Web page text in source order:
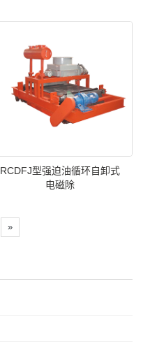
RCDFJ型强迫油循环自卸式
电磁除
»